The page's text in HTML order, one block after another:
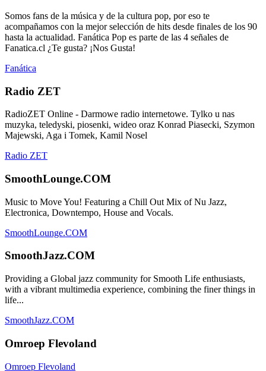
Somos fans de la música y de la cultura pop, por eso te
acompañamos con la mejor selección de hits desde finales de los 90
hasta la actualidad. Fanática Pop es parte de las 4 señales de
Fanatica.cl ¿Te gusta? ¡Nos Gusta!
Fanática
Radio ZET
RadioZET Online - Darmowe radio internetowe. Tylko u nas
muzyka, teledyski, piosenki, wideo oraz Konrad Piasecki, Szymon
Majewski, Aga i Tomek, Kamil Nosel
Radio ZET
SmoothLounge.COM
Music to Move You! Featuring a Chill Out Mix of Nu Jazz,
Electronica, Downtempo, House and Vocals.
SmoothLounge.COM
SmoothJazz.COM
Providing a Global jazz community for Smooth Life enthusiasts,
with a vibrant multimedia experience, combining the finer things in
life...
SmoothJazz.COM
Omroep Flevoland
Omroep Flevoland